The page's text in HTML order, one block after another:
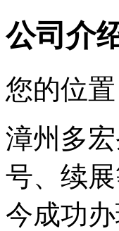
公司介
您的位置
漳州多
号、续
今成功